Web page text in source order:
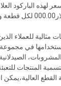
لهذه الباركود
مثالية للعملاء
في
المنتجات
القطع العالية،يمكن